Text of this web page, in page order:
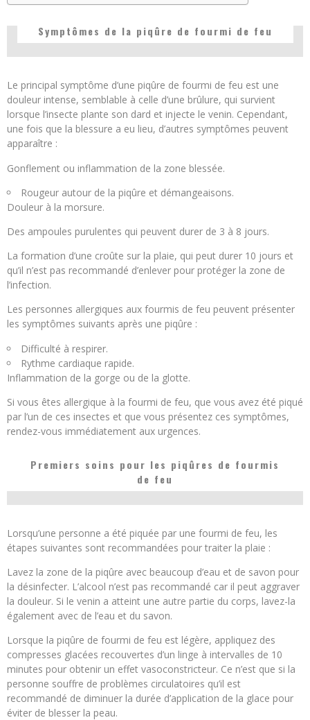
Symptômes de la piqûre de fourmi de feu
Le principal symptôme d’une piqûre de fourmi de feu est une
douleur intense, semblable à celle d’une brûlure, qui survient
lorsque l’insecte plante son dard et injecte le venin. Cependant,
une fois que la blessure a eu lieu, d’autres symptômes peuvent
apparaître :
Gonflement ou inflammation de la zone blessée.
Rougeur autour de la piqûre et démangeaisons.
Douleur à la morsure.
Des ampoules purulentes qui peuvent durer de 3 à 8 jours.
La formation d’une croûte sur la plaie, qui peut durer 10 jours et
qu’il n’est pas recommandé d’enlever pour protéger la zone de
l’infection.
Les personnes allergiques aux fourmis de feu peuvent présenter
les symptômes suivants après une piqûre :
Difficulté à respirer.
Rythme cardiaque rapide.
Inflammation de la gorge ou de la glotte.
Si vous êtes allergique à la fourmi de feu, que vous avez été piqué
par l’un de ces insectes et que vous présentez ces symptômes,
rendez-vous immédiatement aux urgences.
Premiers soins pour les piqûres de fourmis
de feu
Lorsqu’une personne a été piquée par une fourmi de feu, les
étapes suivantes sont recommandées pour traiter la plaie :
Lavez la zone de la piqûre avec beaucoup d’eau et de savon pour
la désinfecter. L’alcool n’est pas recommandé car il peut aggraver
la douleur. Si le venin a atteint une autre partie du corps, lavez-la
également avec de l’eau et du savon.
Lorsque la piqûre de fourmi de feu est légère, appliquez des
compresses glacées recouvertes d’un linge à intervalles de 10
minutes pour obtenir un effet vasoconstricteur. Ce n’est que si la
personne souffre de problèmes circulatoires qu’il est
recommandé de diminuer la durée d’application de la glace pour
éviter de blesser la peau.